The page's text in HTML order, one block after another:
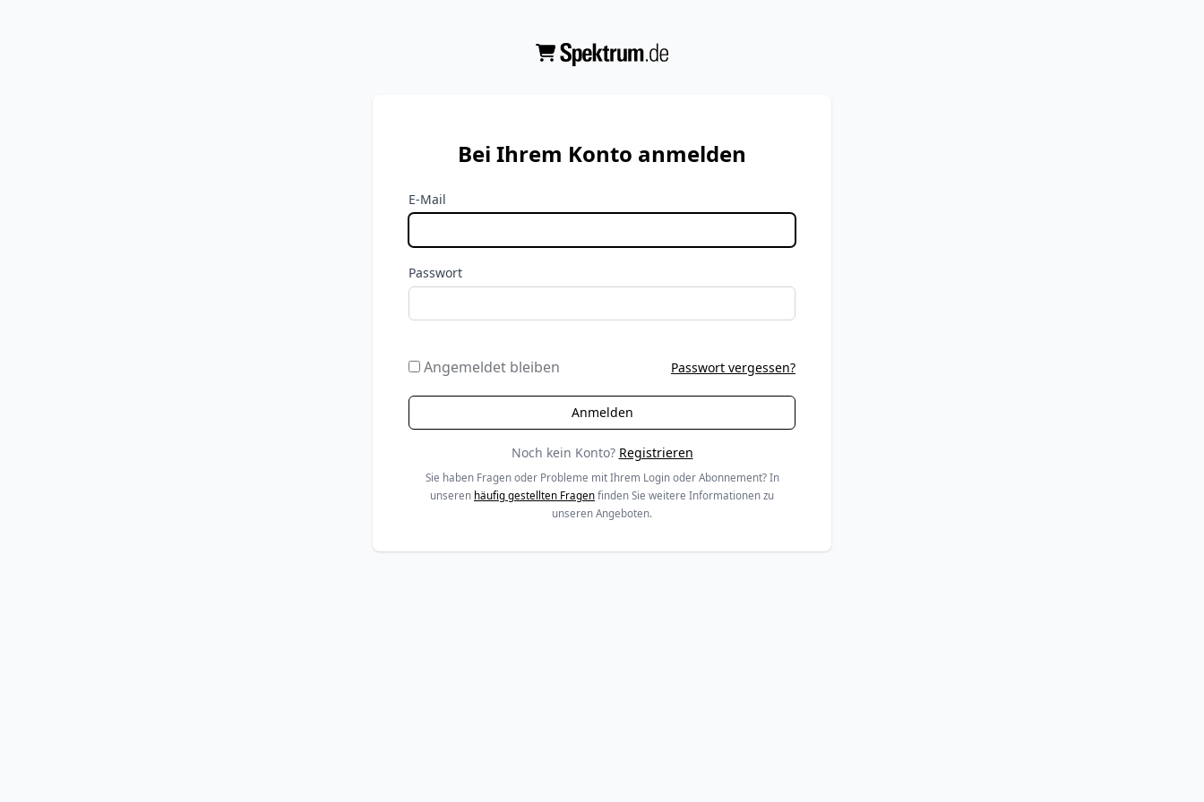
Bei Ihrem Konto anmelden
E-Mail
Passwort
Angemeldet bleiben Passwort vergessen?
Noch kein Konto? Registrieren
Sie haben Fragen oder Probleme mit Ihrem Login oder Abonnement? In
unseren häufig gestellten Fragen finden Sie weitere Informationen zu
unseren Angeboten.